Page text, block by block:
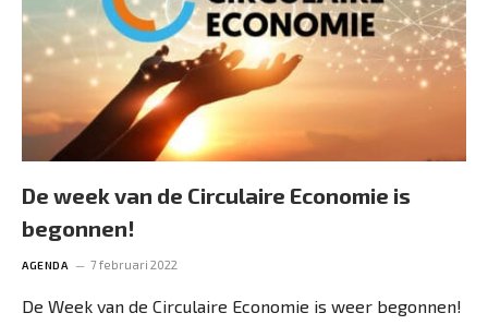
De week van de Circulaire Economie is
begonnen!
AGENDA 7 februari 2022
De Week van de Circulaire Economie is weer begonnen!